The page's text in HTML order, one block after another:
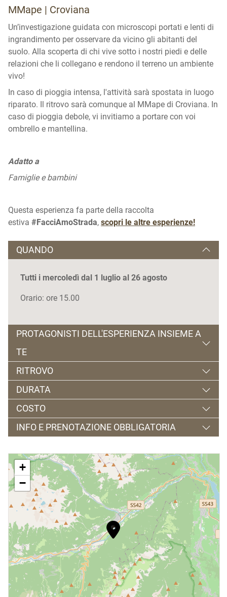
MMape | Croviana
Un’investigazione guidata con microscopi portati e lenti di
ingrandimento per osservare da vicino gli abitanti del
suolo. Alla scoperta di chi vive sotto i nostri piedi e delle
relazioni che li collegano e rendono il terreno un ambiente
vivo!
In caso di pioggia intensa, l'attività sarà spostata in luogo
riparato. Il ritrovo sarà comunque al MMape di Croviana. In
caso di pioggia debole, vi invitiamo a portare con voi
ombrello e mantellina.
Adatto a
Famiglie e bambini
Questa esperienza fa parte della raccolta
estiva #FacciAmoStrada, scopri le altre esperienze!
QUANDO
Tutti i mercoledì dal 1 luglio al 26 agosto
Orario: ore 15.00
PROTAGONISTI DELL'ESPERIENZA INSIEME A
TE
Le guide del Mmape
RITROVO
Ontaneta c/o MMape, Via al Molin, 3 - Croviana
DURATA
2 ore circa
COSTO
3 € a persona dai 6 anni in su
INFO E PRENOTAZIONE OBBLIGATORIA
entro le ore 18.00 del giorno
precedentewww.mmape.it- 328 3285780
+
−